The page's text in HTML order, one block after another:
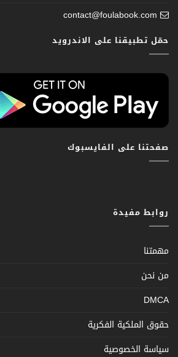
contact@foulabook.com
حمّل تطبيقنا على الاندرويد
صفحتنا على الفايسبوك
روابط مفيدة
مهمتنا
من نحن
DMCA
حقوق الملكية الفكرية
سياسة الخصوصية